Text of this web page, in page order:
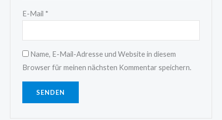
E-Mail *
Name, E-Mail-Adresse und Website in diesem
Browser für meinen nächsten Kommentar speichern.